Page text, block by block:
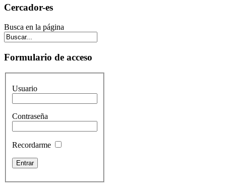
Cercador-es
Busca en la página
Formulario de acceso
Usuario
Contraseña
Recordarme